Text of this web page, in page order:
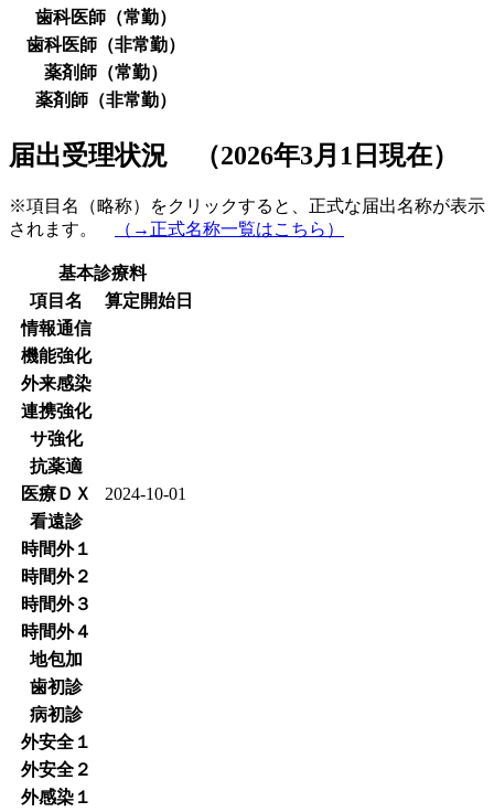
歯科医師（常勤）
歯科医師（非常勤）
薬剤師（常勤）
薬剤師（非常勤）
届出受理状況 （2026年3月1日現在）
※項目名（略称）をクリックすると、正式な届出名称が表示
されます。
（→正式名称一覧はこちら）
基本診療料
項目名
算定開始日
情報通信
機能強化
外来感染
連携強化
サ強化
抗薬適
医療ＤＸ
2024-10-01
看遠診
時間外１
時間外２
時間外３
時間外４
地包加
歯初診
病初診
外安全１
外安全２
外感染１